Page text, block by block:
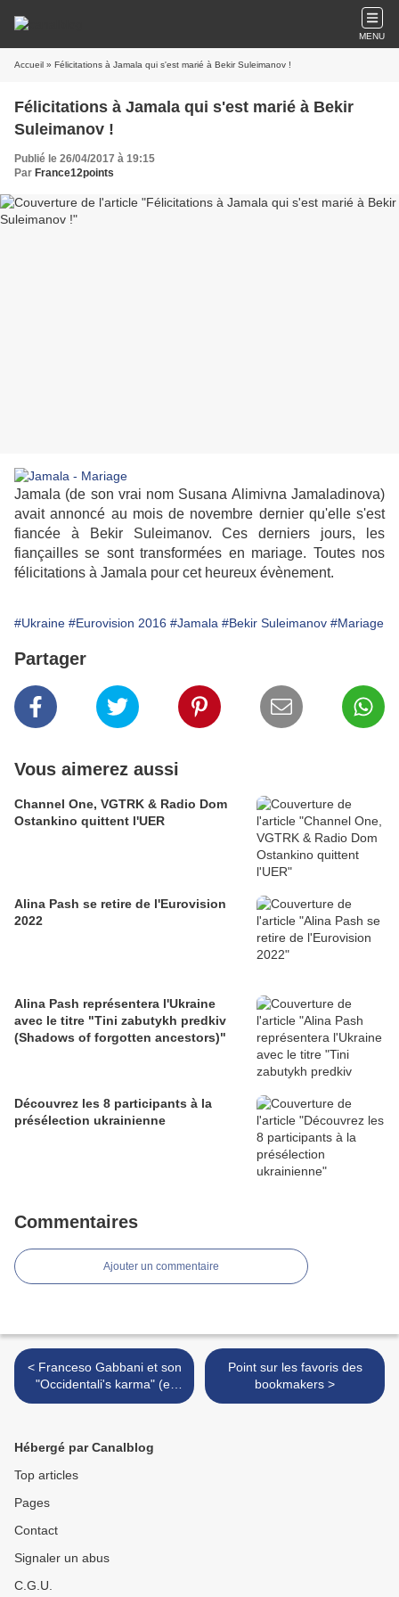
MENU
Accueil » Félicitations à Jamala qui s'est marié à Bekir Suleimanov !
Félicitations à Jamala qui s'est marié à Bekir
Suleimanov !
Publié le 26/04/2017 à 19:15
Par France12points
Jamala (de son vrai nom Susana Alimivna Jamaladinova)
avait annoncé au mois de novembre dernier qu'elle s'est
fiancée à Bekir Suleimanov. Ces derniers jours, les
fiançailles se sont transformées en mariage. Toutes nos
félicitations à Jamala pour cet heureux évènement.
#Ukraine #Eurovision 2016 #Jamala #Bekir Suleimanov #Mariage
Partager
Vous aimerez aussi
Channel One, VGTRK & Radio Dom
Ostankino quittent l'UER
Alina Pash se retire de l'Eurovision
2022
Alina Pash représentera l'Ukraine
avec le titre "Tini zabutykh predkiv
(Shadows of forgotten ancestors)"
Découvrez les 8 participants à la
présélection ukrainienne
Commentaires
Ajouter un commentaire
< Franceso Gabbani et son
"Occidentali's karma" (et
son singe) atteignent les
Point sur les favoris des
bookmakers >
Hébergé par Canalblog
Top articles
Pages
Contact
Signaler un abus
C.G.U.